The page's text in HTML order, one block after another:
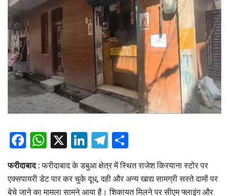
Facebook
WhatsApp
X LinkedIn
Telegram
फरीदाबाद :फरीदाबाद के डबुआ क्षेत्र में स्थित राजेश किरयाना स्टोर पर
एक्सपायरी डेट पार कर चुके दूध, दही और अन्य खाद्य सामग्री सस्ते दामों पर
बेचे जाने का मामला सामने आया है। शिकायत मिलने पर सीएम फ्लाइंग और